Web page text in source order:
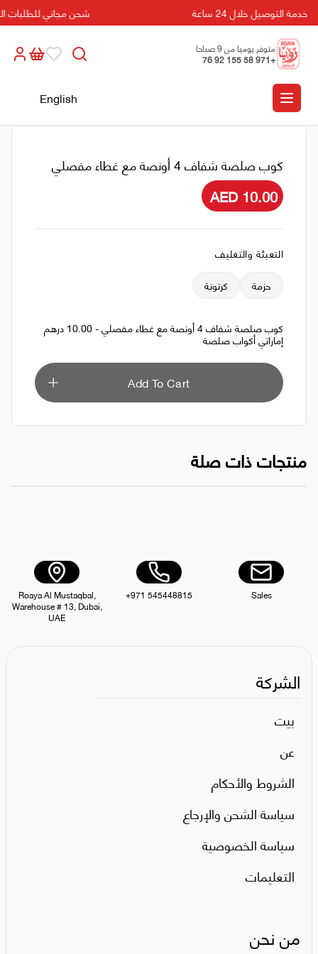
خدمة التوصيل خلال 24 ساعة شحن مجاني للطلبات التي
متوفر يوميا من 9 صباحا
الى 5 مسائا
+971 58 155 92 76
English
كوب صلصة شفاف 4 أونصة مع غطاء مفصلي
AED 10.00
التعبئة والتغليف
حزمة
كرتونة
كوب صلصة شفاف 4 أونصة مع غطاء مفصلي - 10.00 درهم
إماراتي أكواب صلصة
Add To Cart
منتجات ذات صلة
وعاء حساء كرافت سعة 26 أونصة مع غطاء CTN
Sales
+971 545448815
Roaya Al Mustaqbal,
Warehouse # 13, Dubai,
UAE
الشركة
بيت
عن
الشروط والأحكام
سياسة الشحن والإرجاع
سياسة الخصوصية
التعليمات
من نحن